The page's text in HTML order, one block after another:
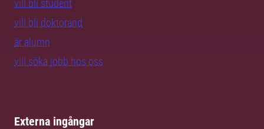
vill bli student
vill bli doktorand
är alumn
vill söka jobb hos oss
Externa ingångar